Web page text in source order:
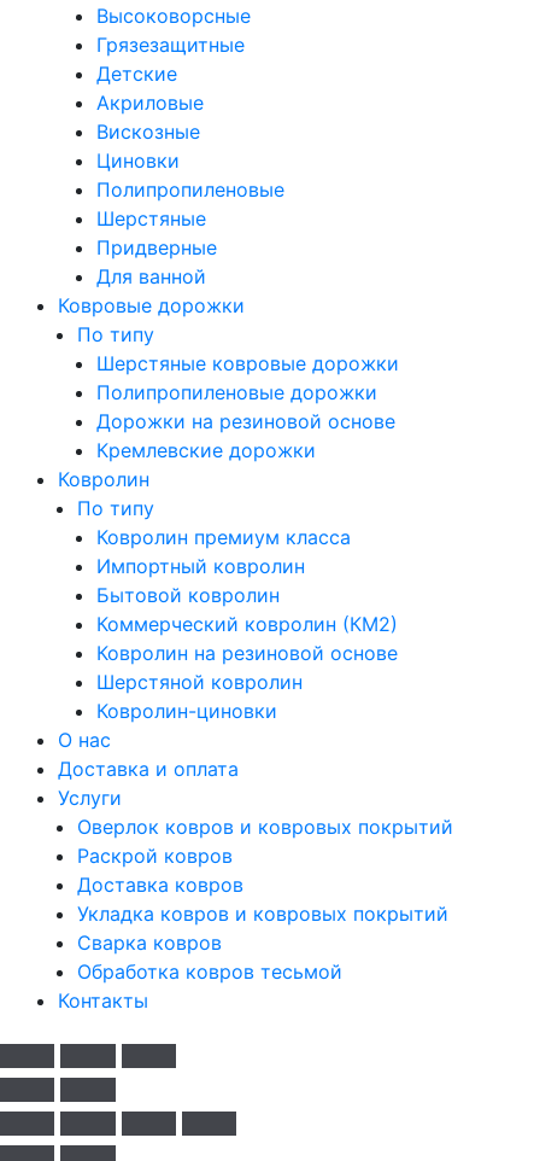
Высоковорсные
Грязезащитные
Детские
Акриловые
Вискозные
Циновки
Полипропиленовые
Шерстяные
Придверные
Для ванной
Ковровые дорожки
По типу
Шерстяные ковровые дорожки
Полипропиленовые дорожки
Дорожки на резиновой основе
Кремлевские дорожки
Ковролин
По типу
Ковролин премиум класса
Импортный ковролин
Бытовой ковролин
Коммерческий ковролин (КМ2)
Ковролин на резиновой основе
Шерстяной ковролин
Ковролин-циновки
О нас
Доставка и оплата
Услуги
Оверлок ковров и ковровых покрытий
Раскрой ковров
Доставка ковров
Укладка ковров и ковровых покрытий
Сварка ковров
Обработка ковров тесьмой
Контакты